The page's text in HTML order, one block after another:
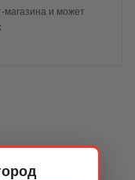
магазина и может